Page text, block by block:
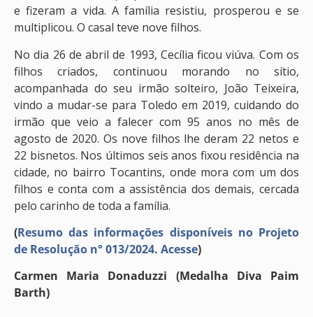
e fizeram a vida. A família resistiu, prosperou e se
multiplicou. O casal teve nove filhos.
No dia 26 de abril de 1993, Cecília ficou viúva. Com os
filhos criados, continuou morando no sítio,
acompanhada do seu irmão solteiro, João Teixeira,
vindo a mudar-se para Toledo em 2019, cuidando do
irmão que veio a falecer com 95 anos no mês de
agosto de 2020. Os nove filhos lhe deram 22 netos e
22 bisnetos. Nos últimos seis anos fixou residência na
cidade, no bairro Tocantins, onde mora com um dos
filhos e conta com a assistência dos demais, cercada
pelo carinho de toda a família.
(Resumo das informações disponíveis no Projeto
de Resolução n° 013/2024. Acesse)
Carmen Maria Donaduzzi (Medalha Diva Paim
Barth)